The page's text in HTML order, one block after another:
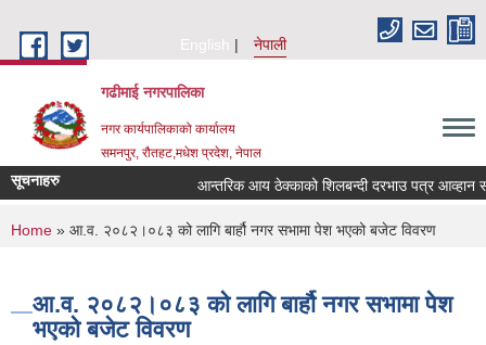
English
नेपाली
गढीमाई नगरपालिका
नगर कार्यपालिकाको कार्यालय
समनपुर, रौतहट,मधेश प्रदेश, नेपाल
सूचनाहरु आन्तरिक आय ठेक्काको शिलबन्दी दरभाउ पत्र आव्हान
You are here
Home » आ.व. २०८२।०८३ को लागि बार्हौ नगर सभामा पेश भएको बजेट विवरण
आ.व. २०८२।०८३ को लागि बार्हौ नगर सभामा पेश
भएको बजेट विवरण